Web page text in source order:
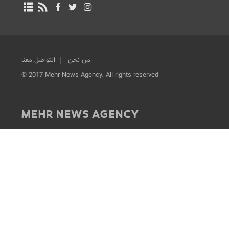
من نحن
التواصل معنا
© 2017 Mehr News Agency. All rights reserved